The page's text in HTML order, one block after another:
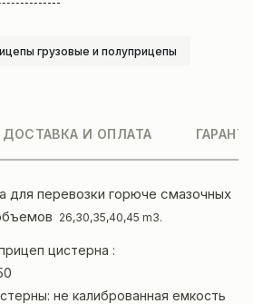
грузовые и полуприцепы
ДОСТАВКА И ОПЛАТА
для перевозки горюче смазочных
26,30,35,40,45 m3.
цистерна :
не калиброванная емкость